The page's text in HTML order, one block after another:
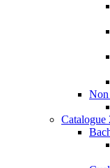
Catalogue